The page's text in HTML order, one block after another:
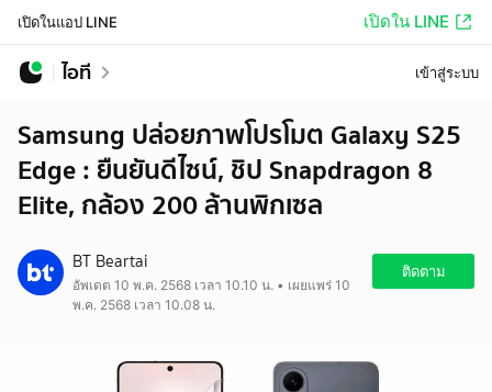
เปิดในแอป LINE เปิดใน LINE
ไอที เข้าสู่ระบบ
Samsung ปล่อยภาพโปรโมต Galaxy S25
Edge : ยืนยันดีไซน์, ชิป Snapdragon 8
Elite, กล้อง 200 ล้านพิกเซล
BT Beartai
อัพเดต 10 พ.ค. 2568 เวลา 10.10 น. • เผยแพร่ 10
พ.ค. 2568 เวลา 10.08 น.
ติดตาม